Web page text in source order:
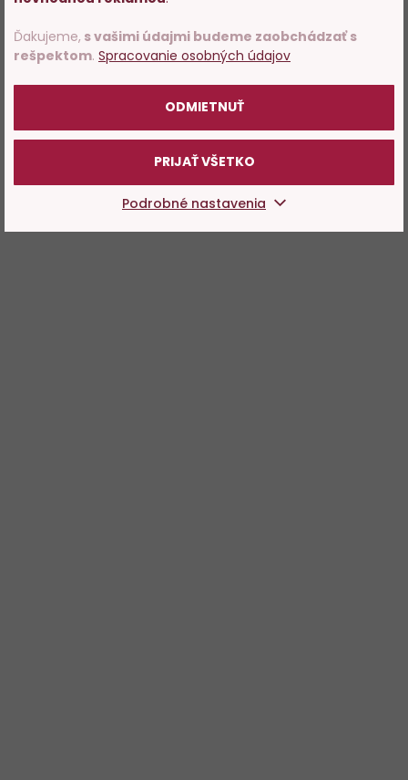
Ďakujeme, s vašimi údajmi budeme zaobchádzať s
rešpektom. Spracovanie osobných údajov
ODMIETNUŤ
PRIJAŤ VŠETKO
Podrobné nastavenia